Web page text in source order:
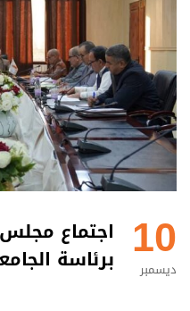
10
ديسمبر
اجتماع مجلس
برئاسة